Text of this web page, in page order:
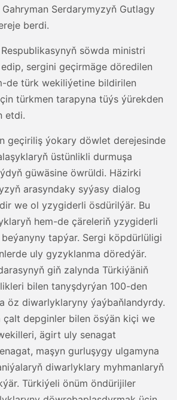
Serdarymyzyň Gutlagy
berdi.
söwda ministri
sergini geçirmäge döredilen
de türk wekiliýetine bildirilen
türkmen tarapyna tüýs ýürekden
etdi.
geçiriliş ýokary döwlet derejesinde
üstünlikli durmuşa
güwäsine öwrüldi. Häzirki
arasyndaky syýasy dialog
we ol yzygiderli ösdürilýär. Bu
hem-de çäreleriň yzygiderli
tapýar. Sergi köpdürlüligi
uly gyzyklanma döredýär.
giň zalynda Türkiýäniň
bilen tanyşdyrýan 100-den
öz diwarlyklaryny ýaýbaňlandyrdy.
çalt depginler bilen ösýän kiçi we
ägirt uly senagat
maşyn gurluşygy ulgamyna
diwarlyklary myhmanlaryň
Türkiýeli önüm öndürijiler